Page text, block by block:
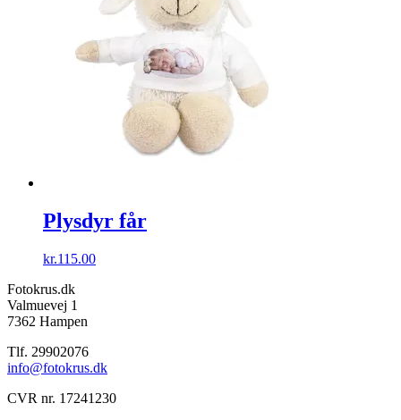
Plysdyr får
kr.115.00
Fotokrus.dk
Valmuevej 1
7362 Hampen
Tlf. 29902076
info@fotokrus.dk
CVR nr. 17241230